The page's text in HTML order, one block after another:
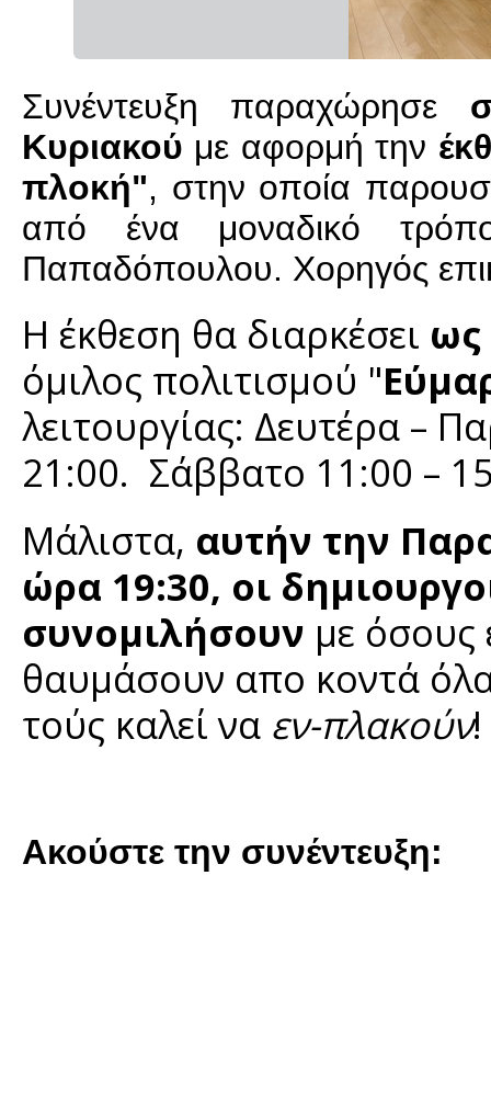
Συνέντευξη παραχώρησε
Κυριακού με αφορμή την
πλοκή", στην οποία
από ένα μοναδικό
Παπαδόπουλου. Χορηγός
Η έκθεση θα διαρκέσει ως
όμιλος πολιτισμού "
λειτουργίας: Δευτέρα –
21:00. Σάββατο 11:00 –
Μάλιστα, αυτήν την
ώρα 19:30, οι
συνομιλήσουν με όσους
θαυμάσουν απο κοντά
τούς καλεί να εν-πλακούν!
Ακούστε την συνέντευξη: